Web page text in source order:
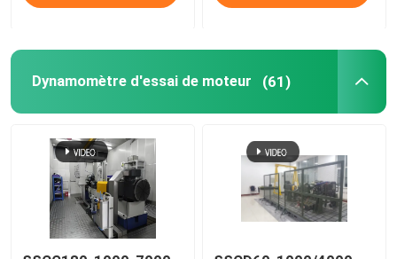
Visite de l'usine
Contrôle qualité
Contactez-nous
Dynamomètre d'essai de moteur (61)